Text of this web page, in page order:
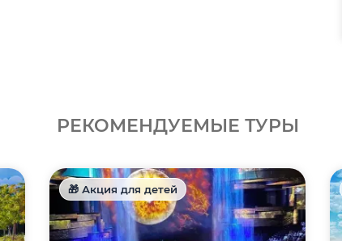
РЕКОМЕНДУЕМЫЕ ТУРЫ
🎁 Акция для детей